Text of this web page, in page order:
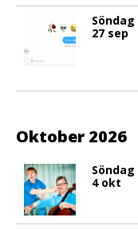
Söndag
27 sep
Oktober 2026
Söndag
4 okt